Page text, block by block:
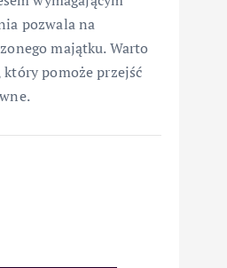
pozwala na
majątku. Warto
pomoże przejść